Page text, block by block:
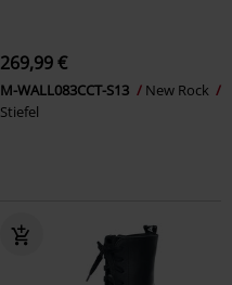
269,99 €
M-WALL083CCT-S13
New Rock
Stiefel